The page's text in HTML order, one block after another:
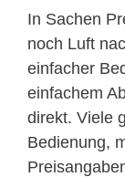
In Sachen
noch Luft
einfacher
einfachem
direkt. Viele
Bedienung,